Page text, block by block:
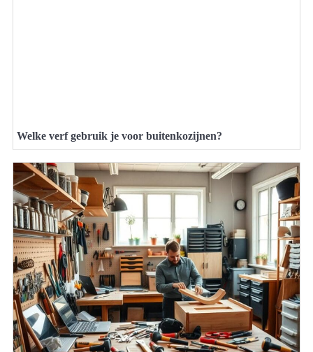
Welke verf gebruik je voor buitenkozijnen?